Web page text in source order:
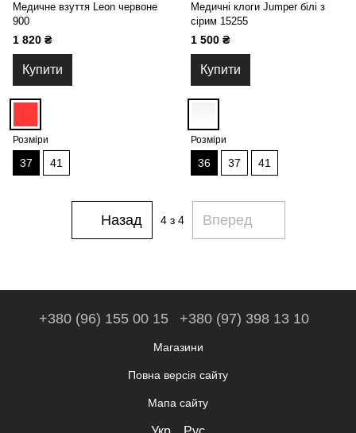
Медичне взуття Leon червоне
900
1 820 ₴
Купити
Розміри
37 41
Медичні клоги Jumper білі з
сірим 15255
1 500 ₴
Купити
Розміри
36 37 41
Назад 4з 4 Вперед
+380 (96) 155 00 15 +380 (97) 398 13 10
Магазини
Повна версія сайту
Мапа сайту